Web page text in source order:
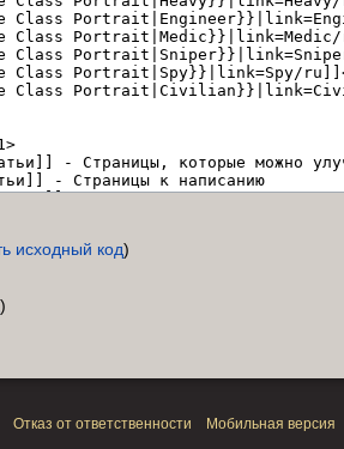
исходный код)
)
Отказ от ответственности Мобильная версия